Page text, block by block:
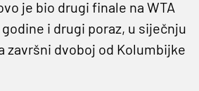
je bio drugi finale na WTA
i drugi poraz, u siječnju
završni dvoboj od Kolumbijke